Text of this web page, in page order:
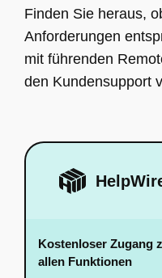
Finden Sie heraus,
Anforderungen
mit führenden
den Kundensupport
Kostenloser Zugang
allen Funktionen